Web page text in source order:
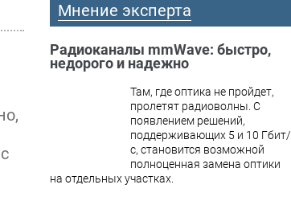
Мнение эксперта
Радиоканалы mmWave: быстро,
недорого и надежно
Там, где оптика не пройдет,
пролетят радиоволны. С
появлением решений,
поддерживающих 5 и 10 Гбит/
с, становится возможной
полноценная замена оптики
на отдельных участках.